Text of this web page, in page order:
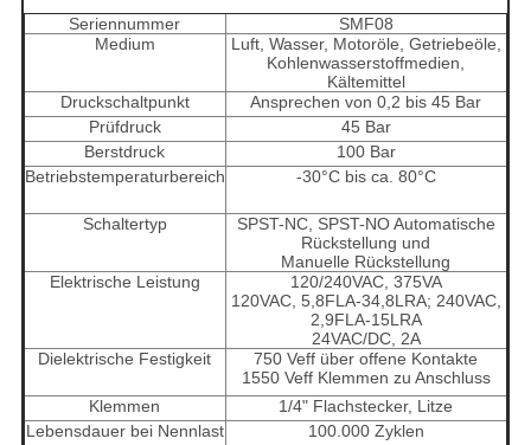
Seriennummer
SMF08
Medium
Luft, Wasser, Motoröle, Getriebeöle,
Kohlenwasserstoffmedien,
Kältemittel
Druckschaltpunkt
Ansprechen von 0,2 bis 45 Bar
Prüfdruck
45 Bar
Berstdruck
100 Bar
Betriebstemperaturbereich
-30°C bis ca. 80°C
Schaltertyp
SPST-NC, SPST-NO Automatische
Rückstellung und
Manuelle Rückstellung
Elektrische Leistung
120/240VAC, 375VA
120VAC, 5,8FLA-34,8LRA; 240VAC,
2,9FLA-15LRA
24VAC/DC, 2A
Dielektrische Festigkeit
750 Veff über offene Kontakte
1550 Veff Klemmen zu Anschluss
Klemmen
1/4" Flachstecker, Litze
Lebensdauer bei Nennlast
100.000 Zyklen